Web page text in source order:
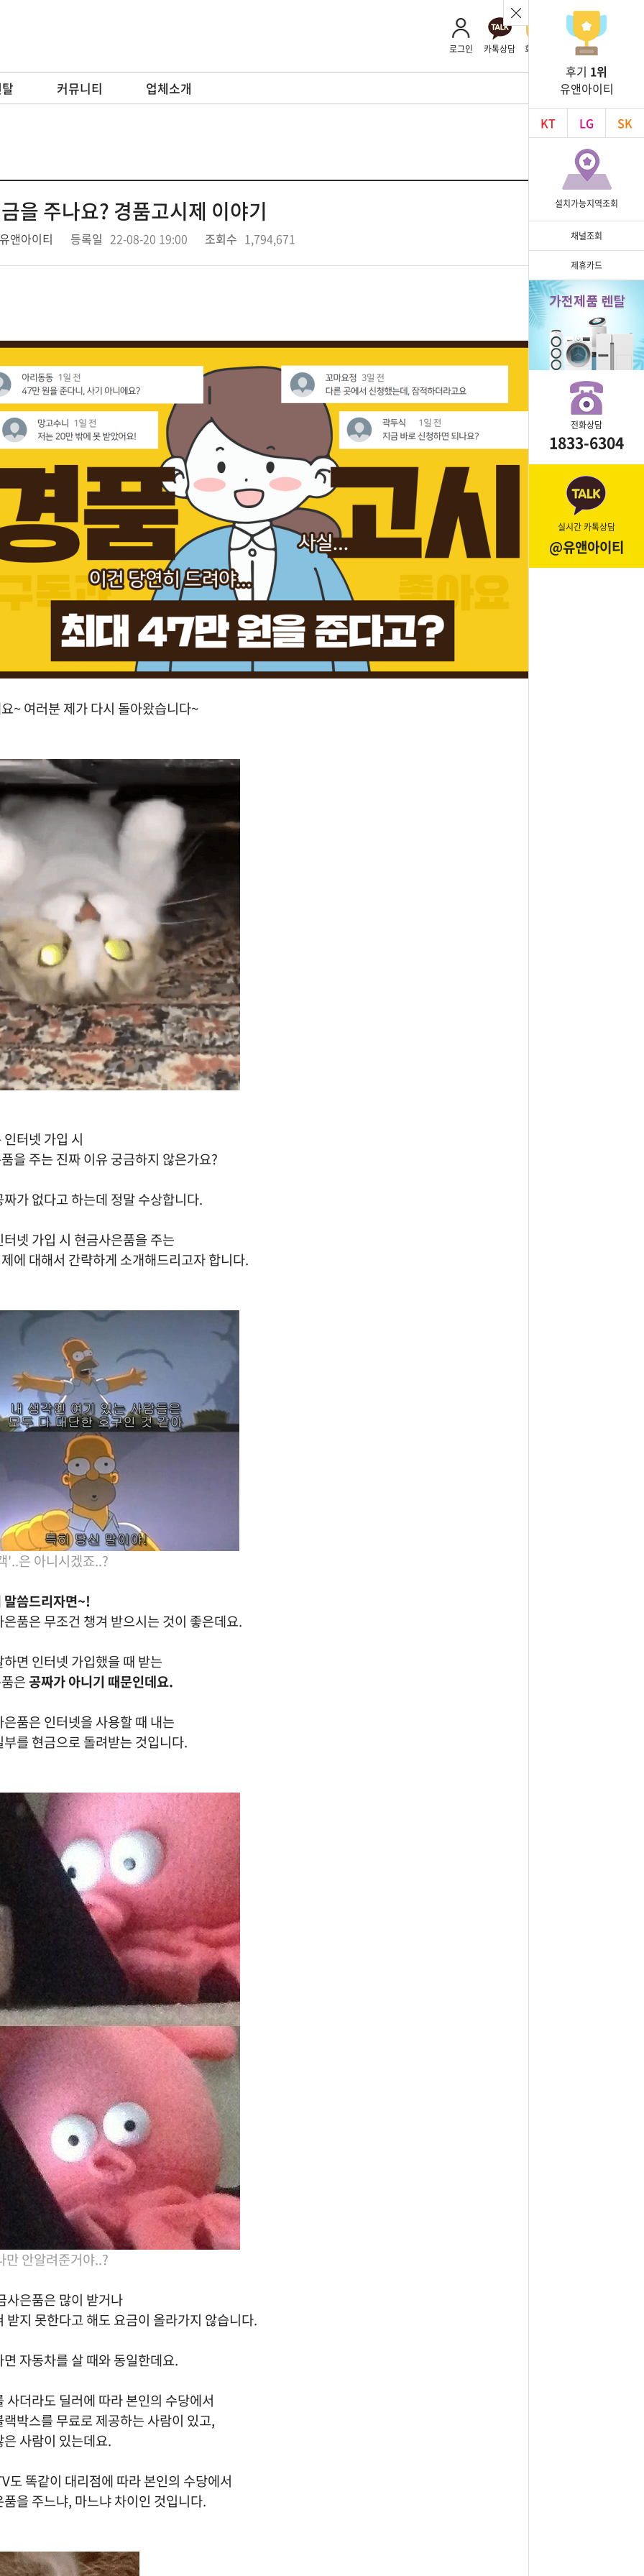
로그인 카톡상담 회사소개
커뮤니티 업체소개
후기 1위
유앤아이티
KT
LG SK
설치가능지역조회
채널조회
제휴카드
전화상담
1833-6304
실시간 카톡상담
@유앤아이티
을 주나요? 경품고시제 이야기
유앤아이티 등록일 22-08-20 19:00 조회수 1,794,671
~ 여러분 제가 다시 돌아왔습니다~
터넷 가입 시
을 주는 진짜 이유 궁금하지 않은가요?
가 없다고 하는데 정말 수상합니다.
넷 가입 시 현금사은품을 주는
에 대해서 간략하게 소개해드리고자 합니다.
'..은 아니시겠죠..?
말씀드리자면~!
품은 무조건 챙겨 받으시는 것이 좋은데요.
면 인터넷 가입했을 때 받는
은공짜가 아니기 때문인데요.
품은 인터넷을 사용할 때 내는
를 현금으로 돌려받는 것입니다.
만 안알려준거야..?
사은품은 많이 받거나
받지 못한다고 해도 요금이 올라가지 않습니다.
자동차를 살 때와 동일한데요.
사더라도 딜러에 따라본인의 수당에서
박스를 무료로 제공하는 사람이 있고,
사람이 있는데요.
도 똑같이 대리점에 따라 본인의 수당에서
을 주느냐, 마느냐 차이인 것입니다.